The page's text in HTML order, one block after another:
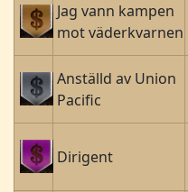
Jag vann kampen
mot väderkvarnen
Anställd av Union
Pacific
Dirigent